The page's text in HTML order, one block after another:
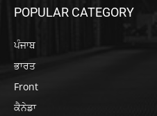
POPULAR CATEGORY
ਪੰਜਾਬ
ਭਾਰਤ
Front
ਕੈਨੇਡਾ